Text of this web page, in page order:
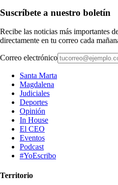
Suscríbete a nuestro boletín
Recibe las noticias más importantes
directamente en tu correo cada
Correo electrónico
Santa Marta
Magdalena
Judiciales
Deportes
Opinión
In House
El CEO
Eventos
Podcast
#YoEscribo
Territorio